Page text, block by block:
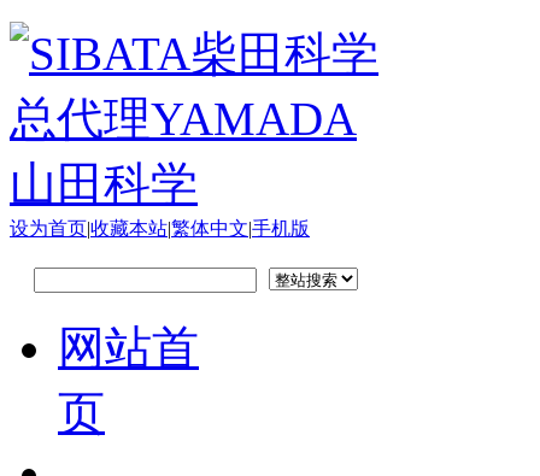
设为首页|收藏本站|繁体中文|手机版
网站首
页